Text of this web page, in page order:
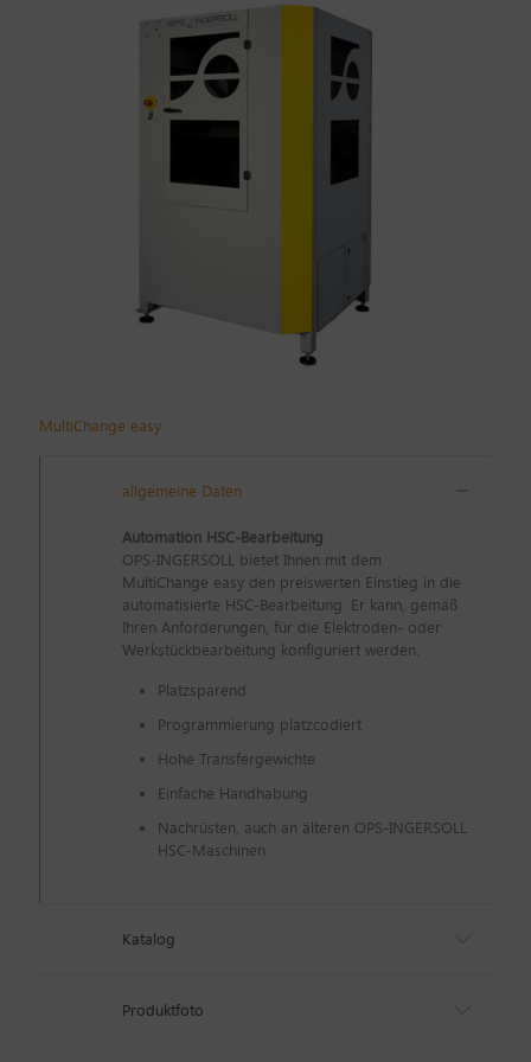
MultiChange easy
allgemeine Daten
Automation HSC-Bearbeitung
OPS-INGERSOLL bietet Ihnen mit dem
MultiChange easy den preiswerten Einstieg in die
automatisierte HSC-Bearbeitung. Er kann, gemäß
Ihren Anforderungen, für die Elektroden- oder
Werkstückbearbeitung konfiguriert werden.
Platzsparend
Programmierung platzcodiert
Hohe Transfergewichte
Einfache Handhabung
Nachrüsten, auch an älteren OPS-INGERSOLL
HSC-Maschinen
Katalog
Produktfoto